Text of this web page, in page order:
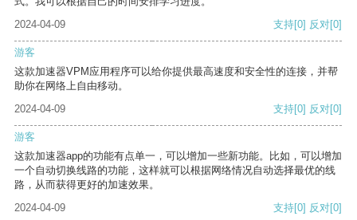
2024-04-09
支持[0] 反对[0]
游客
这款加速器VPM应用程序可以给你提供最高速度和安全性的连接，并帮
助你在网络上自由移动。
2024-04-09
支持[0] 反对[0]
游客
这款加速器app的功能有点单一，可以增加一些新功能。比如，可以增加
一个自动切换线路的功能，这样就可以根据网络情况自动选择最优的线
路，从而获得更好的加速效果。
2024-04-09
支持[0] 反对[0]